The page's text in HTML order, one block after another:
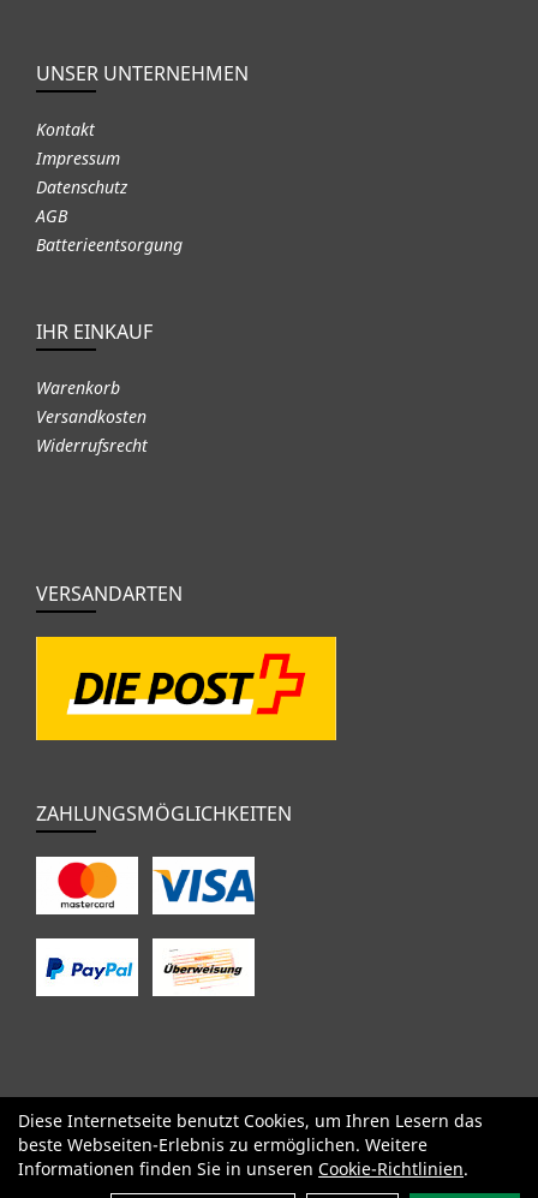
UNSER UNTERNEHMEN
Kontakt
Impressum
Datenschutz
AGB
Batterieentsorgung
IHR EINKAUF
Warenkorb
Versandkosten
Widerrufsrecht
VERSANDARTEN
ZAHLUNGSMÖGLICHKEITEN
SALE Specialized Factor Cervélo BMC Orbea
Yeti
Pinarello
OPEN Kids / BMX Komponenten
Bekleidung
Zubehör
Sale
Diese Internetseite benutzt Cookies, um Ihren Lesern das
beste Webseiten-Erlebnis zu ermöglichen. Weitere
Informationen finden Sie in unseren Cookie-Richtlinien.